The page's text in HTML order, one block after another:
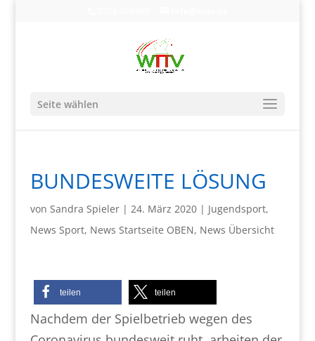
Seite wählen
BUNDESWEITE LÖSUNG
von Sandra Spieler| 24. März 2020| Jugendsport,
News Sport, News Startseite OBEN, News Übersicht
teilen teilen
Nachdem der Spielbetrieb wegen des